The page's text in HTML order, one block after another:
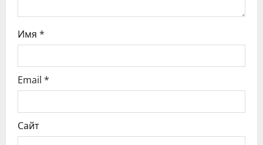
и
с
я
м
Имя *
Email *
Сайт